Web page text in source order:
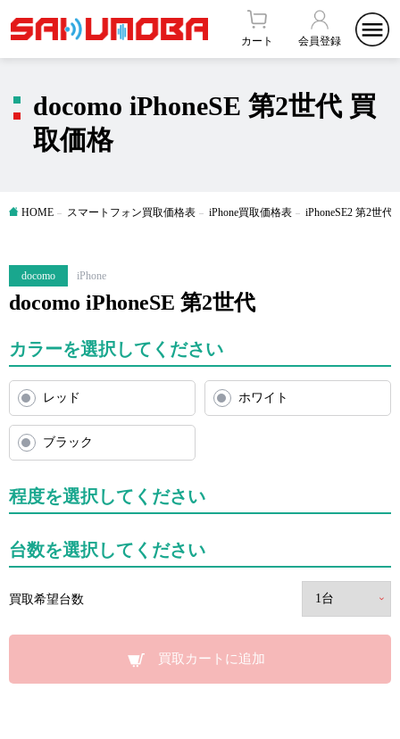
カート 会員登録
docomo iPhoneSE 第2世代 買
取価格
HOME スマートフォン買取価格表 iPhone買取価格表 iPhoneSE2 第2世代
docomo iPhone
docomo iPhoneSE 第2世代
カラーを選択してください
レッド ホワイト
ブラック
程度を選択してください
台数を選択してください
買取希望台数
買取カートに追加